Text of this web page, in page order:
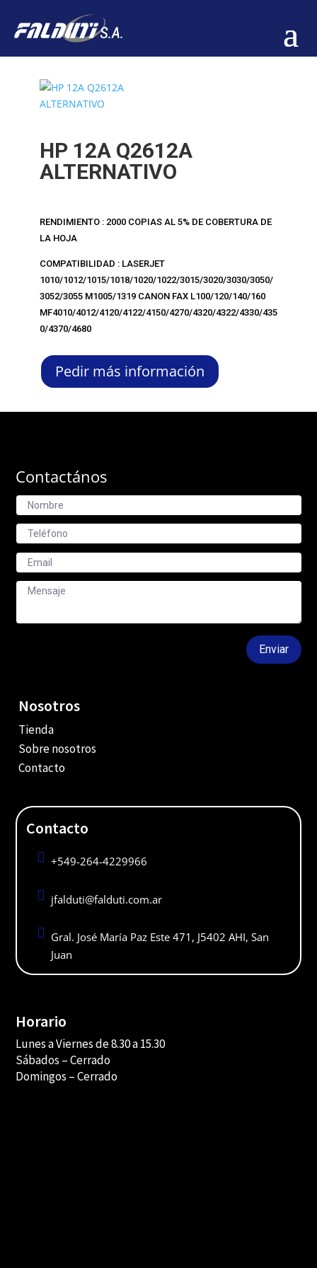
HP 12A Q2612A
ALTERNATIVO
RENDIMIENTO : 2000 COPIAS AL 5% DE COBERTURA DE
LA HOJA
COMPATIBILIDAD : LASERJET
1010/1012/1015/1018/1020/1022/3015/3020/3030/3050/
3052/3055 M1005/1319 CANON FAX L100/120/140/160
MF4010/4012/4120/4122/4150/4270/4320/4322/4330/435
0/4370/4680
Pedir más información
Contactános
Enviar
Nosotros
Tienda
Sobre nosotros
Contacto
Contacto
 +549-264-4229966
 jfalduti@falduti.com.ar
 Gral. José María Paz Este 471, J5402 AHI, San
Juan
Horario
Lunes a Viernes de 8.30 a 15.30
Sábados –Cerrado
Domingos – Cerrado